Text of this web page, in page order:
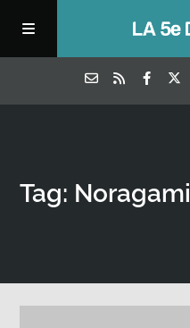
Tag: Noragami